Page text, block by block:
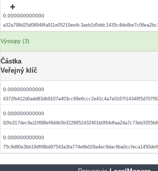
0.000000000000
Výstupy (3)
Částka
Veřejný klíč
0.000000000000
0.000000000000
0.000000000000